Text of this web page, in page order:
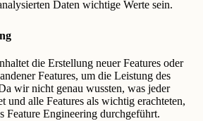
Daten wichtige Werte sein.
die Erstellung neuer Features oder
Features, um die Leistung des
wir nicht genau wussten, was jeder
und alle Features als wichtig erachteten,
Feature Engineering durchgeführt.